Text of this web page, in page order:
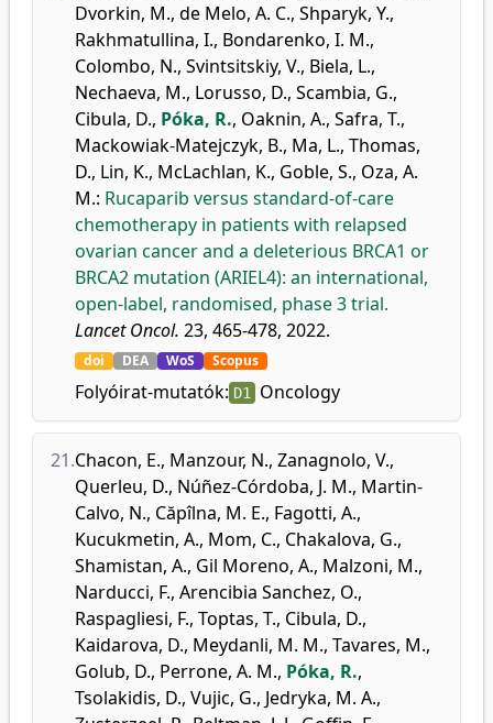
Dvorkin, M., de Melo, A. C., Shparyk, Y.,
Rakhmatullina, I., Bondarenko, I. M.,
Colombo, N., Svintsitskiy, V., Biela, L.,
Nechaeva, M., Lorusso, D., Scambia, G.,
Cibula, D., Póka, R., Oaknin, A., Safra, T.,
Mackowiak-Matejczyk, B., Ma, L., Thomas,
D., Lin, K., McLachlan, K., Goble, S., Oza, A.
M.: Rucaparib versus standard-of-care
chemotherapy in patients with relapsed
ovarian cancer and a deleterious BRCA1 or
BRCA2 mutation (ARIEL4): an international,
open-label, randomised, phase 3 trial.
Lancet Oncol. 23, 465-478, 2022.
doi DEA WoS Scopus
Folyóirat-mutatók: D1 Oncology
21.Chacon, E., Manzour, N., Zanagnolo, V.,
Querleu, D., Núñez-Córdoba, J. M., Martin-
Calvo, N., Căpîlna, M. E., Fagotti, A.,
Kucukmetin, A., Mom, C., Chakalova, G.,
Shamistan, A., Gil Moreno, A., Malzoni, M.,
Narducci, F., Arencibia Sanchez, O.,
Raspagliesi, F., Toptas, T., Cibula, D.,
Kaidarova, D., Meydanli, M. M., Tavares, M.,
Golub, D., Perrone, A. M., Póka, R.,
Tsolakidis, D., Vujic, G., Jedryka, M. A.,